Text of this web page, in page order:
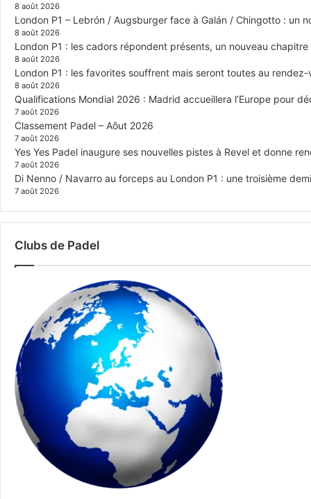
8 août 2026
London P1 – Lebrón / Augsburger face à Galán / Chingotto : un
8 août 2026
London P1 : les cadors répondent présents, un nouveau
8 août 2026
London P1 : les favorites souffrent mais seront toutes au
8 août 2026
Qualifications Mondial 2026 : Madrid accueillera l’Europe pour
7 août 2026
Classement Padel – Aôut 2026
7 août 2026
Yes Yes Padel inaugure ses nouvelles pistes à Revel et donne
7 août 2026
Di Nenno / Navarro au forceps au London P1 : une troisième
7 août 2026
Clubs de Padel